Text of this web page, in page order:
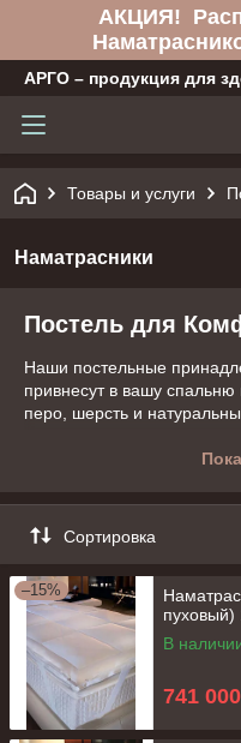
АКЦИЯ!
АРГО – продукция для
Товары и услуги
Наматрасники
Постель для
Наши постельные
привнесут в вашу
перо, шерсть и
материалы и наполнители
Сортировка
–15%
пуховый)
В
741